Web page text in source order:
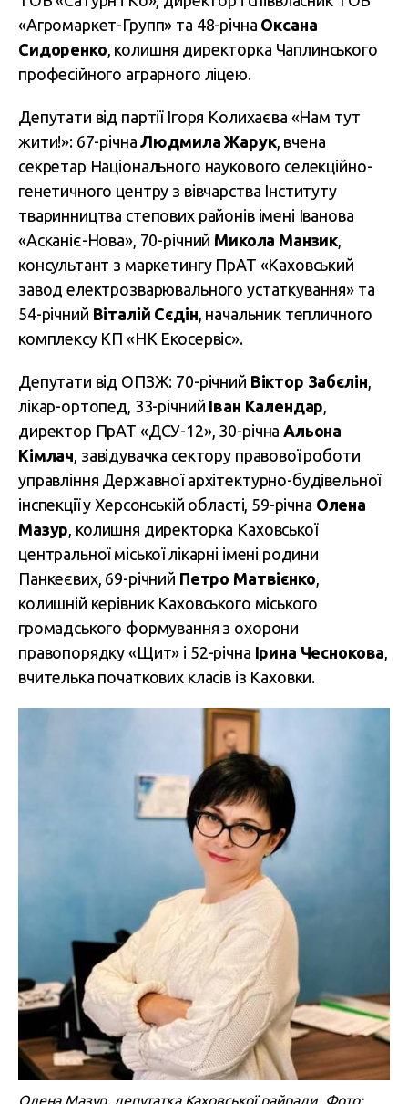
«Агромаркет-Групп» та 48-річна Оксана
Сидоренко , колишня директорка Чаплинського
професійного аграрного ліцею.
Депутати від партії Ігоря Колихаєва «Нам тут
жити!»: 67-річнаЛюдмила Жарук, вчена
секретар Національного наукового селекційно-
генетичного центру з вівчарства Інституту
тваринництва степових районів імені Іванова
«Асканіє-Нова», 70-річний Микола Манзик
консультант з маркетингу ПрАТ «Каховський
завод електрозварювального устаткування» та
54-річний Віталій Сєдін , начальник тепличного
комплексу КП «НК Екосервіс».
Депутати від ОПЗЖ: 70-річний Віктор Забєлін
лікар-ортопед, 33-річний Іван Календар
директор ПрАТ «ДСУ-12», 30-річна Альона
Кімлач , завідувачка сектору правової роботи
управління Державної архітектурно-будівельної
інспекції у Херсонській області, 59-річна Олена
Мазур , колишня директорка Каховської
центральної міської лікарні імені родини
Панкеєвих, 69-річний Петро Матвієнко
колишній керівник Каховського міського
громадського формування з охорони
правопорядку «Щит» і 52-річна Ірина Чеснокова
вчителька початкових класів із Каховки.
Олена Мазур, депутатка Каховської райради. Фото: